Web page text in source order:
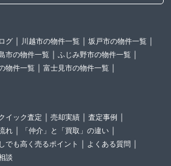
グ 川越市の物件一覧
坂戸市の物件一覧
市の物件一覧
ふじみ野市の物件一覧
物件一覧
富士見市の物件一覧
イック査定 売却実績
査定事例
れ
「仲介」と「買取」の違い
でも高く売るポイント
よくある質問
談